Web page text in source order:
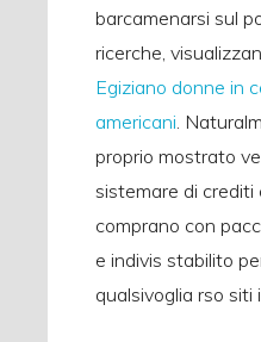
barcamenarsi sul
ricerche,
Egiziano donne in
americani.
proprio mostrato
sistemare di crediti
comprano con
e indivis stabilito
qualsivoglia rso siti